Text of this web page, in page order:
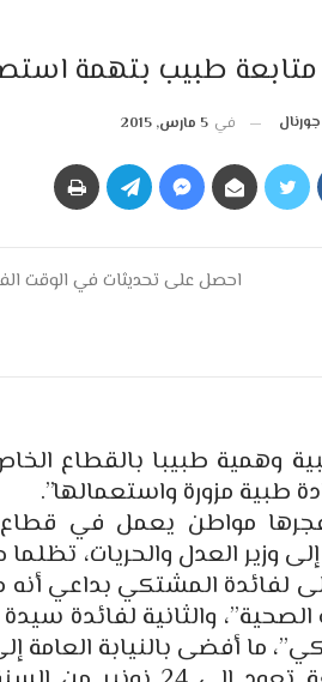
طبيب بتهمة
في 5 مارس, 2015
احصل على تحديثات في الوقت
وهمية طبيبا بالقطاع
طبية مزورة واستعمالها”.
مواطن يعمل في
وزير العدل والحريات،
لفائدة المشتكي بداعي
والثانية لفائدة
ما أفضى بالنيابة